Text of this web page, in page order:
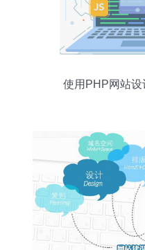
使用PHP网站